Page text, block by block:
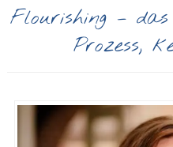
Flourishing –
Prozess,